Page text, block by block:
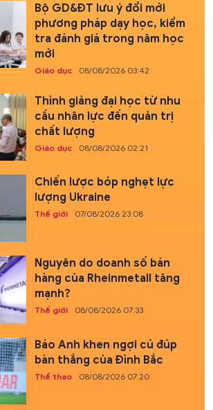
Bộ GD&ĐT lưu ý đổi mới
phương pháp dạy học, kiểm
tra đánh giá trong năm học
mới
Giáo dục 08/08/2026 03:42
Thỉnh giảng đại học từ nhu
cầu nhân lực đến quản trị
chất lượng
Giáo dục 08/08/2026 02:21
Chiến lược bóp nghẹt lực
lượng Ukraine
Thế giới 07/08/2026 23:08
Nguyên do doanh số bán
hàng của Rheinmetall tăng
mạnh?
Thế giới 08/08/2026 07:33
Báo Anh khen ngợi cú đúp
bàn thắng của Đình Bắc
Thể thao 08/08/2026 07:20